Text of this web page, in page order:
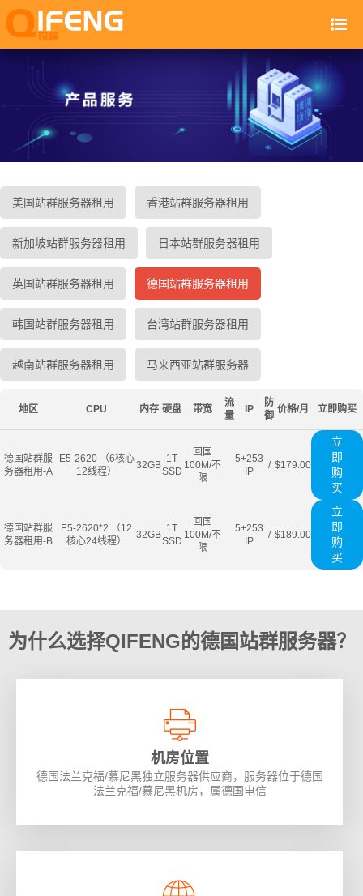
美国站群服务器租用 香港站群服务器租用
新加坡站群服务器租用 日本站群服务器租用
英国站群服务器租用 德国站群服务器租用
韩国站群服务器租用 台湾站群服务器租用
越南站群服务器租用 马来西亚站群服务器
地区 CPU 内存 硬盘 带宽
流
量
IP
防
御
价格/月 立即购买
德国站群服
务器租用-A
E5-2620 （6核心
12线程）
32GB
1T
SSD
回国
100M/不
限
5+253
IP
/ $179.00
立
即
购
买
德国站群服
务器租用-B
E5-2620*2 （12
核心24线程）
32GB
1T
SSD
回国
100M/不
限
5+253
IP
/ $189.00
立
即
购
买
为什么选择QIFENG的德国站群服务器？
机房位置
德国法兰克福/慕尼黑独立服务器供应商，服务器位于德国
法兰克福/慕尼黑机房，属德国电信